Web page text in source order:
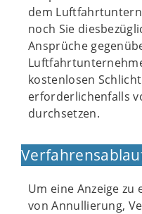
dem
noch Sie
Ansprüche
kostenlosen
erforderlichenfalls
durchsetzen.
Um eine Anzeige
von Annullierung,